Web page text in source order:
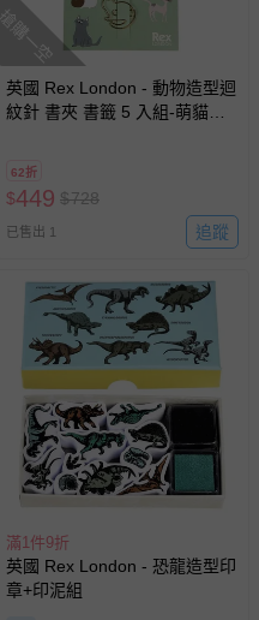
搶購一空
英國 Rex London - 動物造型迴
紋針 書夾 書籤 5 入組-萌貓樂
62折
$449 $728
已售出 1 追蹤
滿1件9折
英國 Rex London - 恐龍造型印
章+印泥組